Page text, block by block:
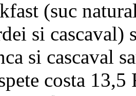
(suc
si cascaval)
si cascaval
costa